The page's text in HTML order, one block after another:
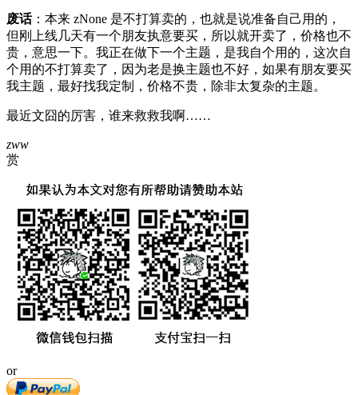
废话：本来 zNone 是不打算卖的，也就是说准备自己用的，
但刚上线几天有一个朋友执意要买，所以就开卖了，价格也不
贵，意思一下。我正在做下一个主题，是我自个用的，这次自
个用的不打算卖了，因为老是换主题也不好，如果有朋友要买
我主题，最好找我定制，价格不贵，除非太复杂的主题。
最近文囧的厉害，谁来救救我啊……
zww
赏
or